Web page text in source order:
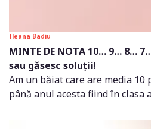
Ileana Badiu
MINTE DE NOTA 10… 9… 8…
sau găsesc soluții!
Am un băiat care are media 10
până anul acesta fiind în clasa a